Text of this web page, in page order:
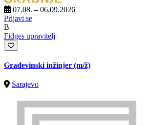
07.08. – 06.09.2026
Prijavi se
B
Fidges upravitelj
Građevinski inžinjer (m/ž)
Sarajevo